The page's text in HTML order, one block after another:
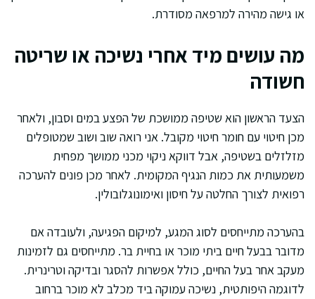
או גישה מהירה למרפאה מסודרת.
מה עושים מיד אחרי נשיכה או שריטה
חשודה
הצעד הראשון הוא שטיפה ממושכת של הפצע במים וסבון, ולאחר
מכן חיטוי עם חומר חיטוי מקובל. אני רואה שוב ושוב שמטופלים
מזלזלים בשטיפה, אבל דווקא ניקוי מכני ממושך מפחית
משמעותית את כמות הנגיף המקומית. לאחר מכן פונים להערכה
רפואית לצורך החלטה על חיסון ואימונוגלובולין.
בהערכה מתייחסים לסוג המגע, למיקום הפגיעה, ולעובדה אם
מדובר בבעל חיים ביתי מוכר או בחיית בר. מתייחסים גם לזמינות
מעקב אחר בעל החיים, כולל אפשרות להסגר ובדיקה וטרינרית.
לדוגמה היפותטית, נשיכה עמוקה ביד מכלב לא מוכר ברחוב